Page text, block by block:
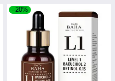
–20%